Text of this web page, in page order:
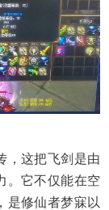
，这把飞剑是由
。它不仅能在空
是修仙者梦寐以